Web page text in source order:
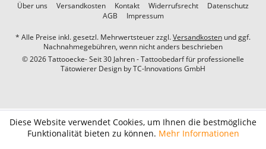
Über uns Versandkosten Kontakt Widerrufsrecht
Datenschutz
AGB
Impressum
* Alle Preise inkl. gesetzl. Mehrwertsteuer zzgl.Versandkosten und ggf.
Nachnahmegebühren, wenn nicht anders beschrieben
© 2026 Tattooecke- Seit 30 Jahren - Tattoobedarf für professionelle
Tätowierer Design byTC-Innovations GmbH
Diese Website verwendet Cookies, um Ihnen die bestmögliche
Funktionalität bieten zu können. Mehr Informationen